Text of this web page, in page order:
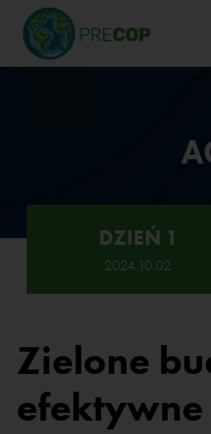
DZIEŃ 1
2024.10.02
Zielone